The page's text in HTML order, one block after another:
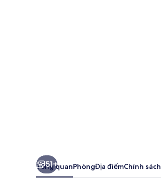
51+
Tổng quanPhòngĐịa điểmChính sách